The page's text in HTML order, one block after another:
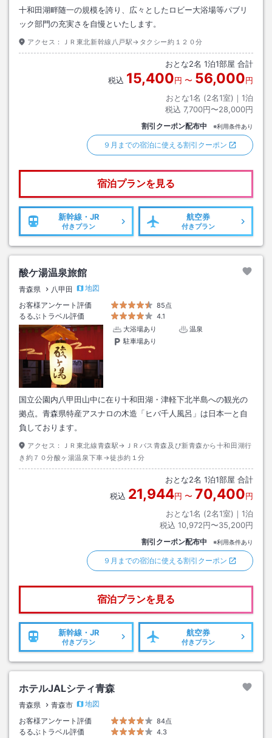
十和田湖畔随一の規模を誇り、広々としたロビー大浴場等パブリ
ック部門の充実さを自慢といたします。
アクセス： ＪＲ東北新幹線八戸駅→タクシー約１２０分
おとな2名 1泊1部屋 合計
税込 15,400円 〜 56,000円
おとな1名 (2名1室)｜ 1泊
税込 7,700円〜28,000円
割引クーポン配布中 ※利用条件あり
９月までの宿泊に使える割引クーポン
宿泊プランを見る
新幹線・JR
付きプラン
航空券
付きプラン
酸ケ湯温泉旅館
青森県 八甲田
地図
お客様アンケート評価
85点
るるぶトラベル評価
4.1
大浴場あり
温泉
駐車場あり
国立公園内八甲田山中に在り十和田湖・津軽下北半島への観光の
拠点。青森県特産アスナロの木造「ヒバ千人風呂」は日本一と自
負しております。
アクセス：
ＪＲ東北線青森駅→ＪＲバス青森及び新青森から十和田湖行
き約７０分酸ヶ湯温泉下車→徒歩約１分
おとな2名 1泊1部屋 合計
税込 21,944円 〜 70,400円
おとな1名 (2名1室)｜ 1泊
税込 10,972円〜35,200円
割引クーポン配布中 ※利用条件あり
９月までの宿泊に使える割引クーポン
宿泊プランを見る
新幹線・JR
付きプラン
航空券
付きプラン
ホテルJALシティ青森
青森県 青森市
地図
お客様アンケート評価
84点
るるぶトラベル評価 4.3